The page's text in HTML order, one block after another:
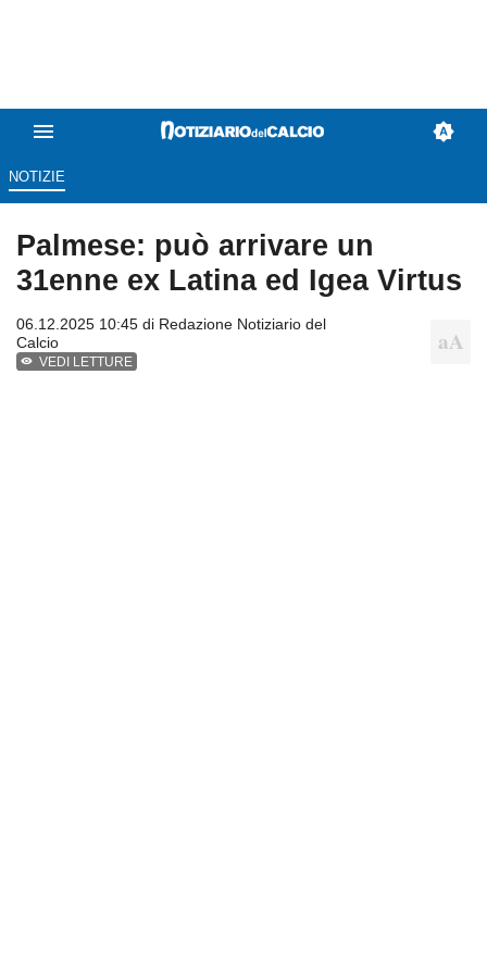
NOTIZIE
Palmese: può arrivare un
31enne ex Latina ed Igea Virtus
06.12.2025 10:45 di Redazione Notiziario del
Calcio
VEDI LETTURE